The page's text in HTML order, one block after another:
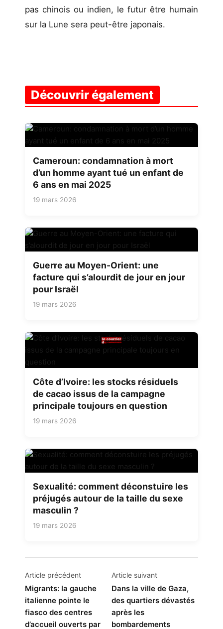
pas chinois ou indien, le futur être humain
sur la Lune sera peut-être japonais.
Découvrir également
Cameroun: condamnation à mort
d’un homme ayant tué un enfant de
6 ans en mai 2025
19 mars 2026
Guerre au Moyen-Orient: une
facture qui s’alourdit de jour en jour
pour Israël
19 mars 2026
Côte d’Ivoire: les stocks résiduels
de cacao issus de la campagne
principale toujours en question
19 mars 2026
Sexualité: comment déconstuire les
préjugés autour de la taille du sexe
masculin ?
19 mars 2026
Navigation
de
l’article
Article précédent
Migrants: la gauche
italienne pointe le
fiasco des centres
d’accueil ouverts par
Article suivant
Dans la ville de Gaza,
des quartiers dévastés
après les
bombardements